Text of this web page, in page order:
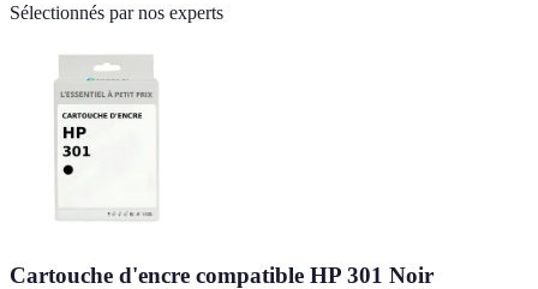
Sélectionnés par nos experts
Cartouche d'encre compatible HP 301 Noir